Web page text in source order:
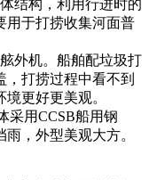
结构，利用行进时的
用于打捞收集河面普
外机。船舶配垃圾打
打捞过程中看不到
更好更美观。
采用CCSB船用钢
，外型美观大方。